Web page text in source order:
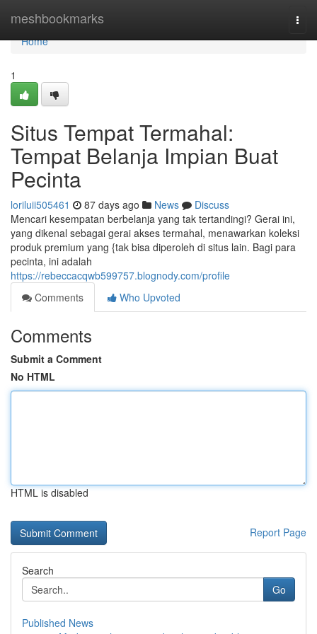
meshbookmarks
Home
Home
1
Situs Tempat Termahal:
Tempat Belanja Impian Buat
Pecinta
loriluii505461 87 days ago News
Discuss
Mencari kesempatan berbelanja yang tak tertandingi? Gerai ini,
yang dikenal sebagai gerai akses termahal, menawarkan koleksi
produk premium yang {tak bisa diperoleh di situs lain. Bagi para
pecinta, ini adalah
https://rebeccacqwb599757.blognody.com/profile
Comments
Who Upvoted
Comments
Submit a Comment
No HTML
HTML is disabled
Report Page
Search
Go
Published News